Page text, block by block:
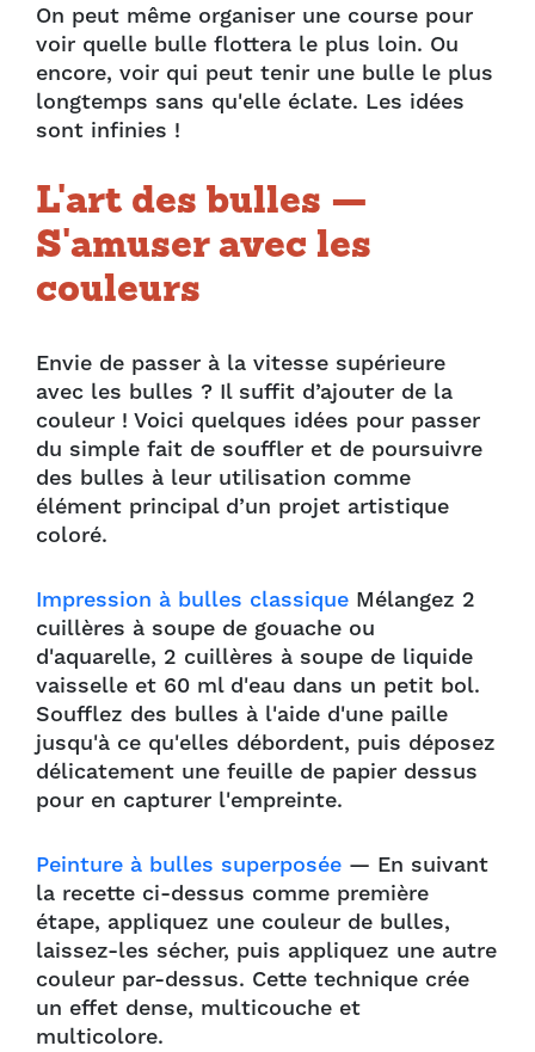
On peut même organiser une course pour
voir quelle bulle flottera le plus loin. Ou
encore, voir qui peut tenir une bulle le plus
longtemps sans qu'elle éclate. Les idées
sont infinies !
L'art des bulles —
S'amuser avec les
couleurs
Envie de passer à la vitesse supérieure
avec les bulles ? Il suffit d’ajouter de la
couleur ! Voici quelques idées pour passer
du simple fait de souffler et de poursuivre
des bulles à leur utilisation comme
élément principal d’un projet artistique
coloré.
Impression à bulles classique Mélangez 2
cuillères à soupe de gouache ou
d'aquarelle, 2 cuillères à soupe de liquide
vaisselle et 60 ml d'eau dans un petit bol.
Soufflez des bulles à l'aide d'une paille
jusqu'à ce qu'elles débordent, puis déposez
délicatement une feuille de papier dessus
pour en capturer l'empreinte.
Peinture à bulles superposée — En suivant
la recette ci-dessus comme première
étape, appliquez une couleur de bulles,
laissez-les sécher, puis appliquez une autre
couleur par-dessus. Cette technique crée
un effet dense, multicouche et
multicolore.